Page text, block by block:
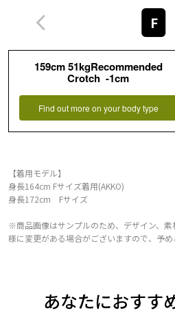
F
159cm 51kgRecommended
Crotch -1cm
Find out more on your body type
【着用モデル】
身長164cm Fサイズ着用(AKKO)
身長172cm Fサイズ
※商品画像はサンプルのため、デザイン、
様に変更がある場合がございますので、予め
あなたにおすす